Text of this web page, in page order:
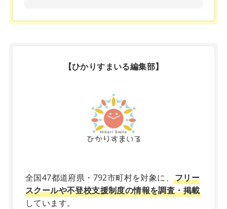
【ひかりすまいる編集部】
全国47都道府県・792市町村を対象に、 フリー
スクールや不登校支援制度の情報を調査・掲載
しています。